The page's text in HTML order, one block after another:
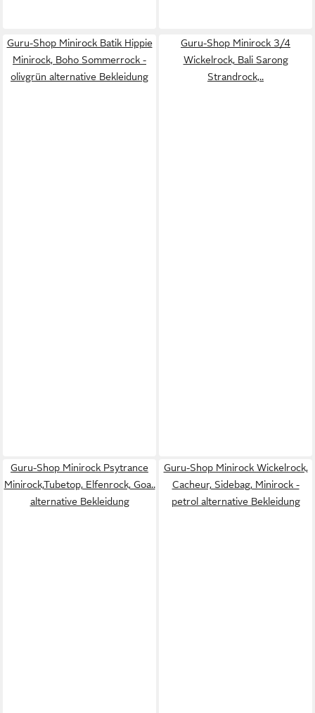
Guru-Shop Minirock Batik Hippie
Minirock, Boho Sommerrock -
olivgrün alternative Bekleidung
Guru-Shop Minirock 3/4
Wickelrock, Bali Sarong
Strandrock,..
Guru-Shop Minirock Psytrance
Minirock,Tubetop, Elfenrock, Goa..
alternative Bekleidung
Guru-Shop Minirock Wickelrock,
Cacheur, Sidebag, Minirock -
petrol alternative Bekleidung